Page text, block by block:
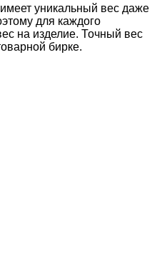
уникальный вес даже
для каждого
на изделие. Точный вес
бирке.